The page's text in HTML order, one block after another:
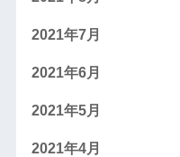
2021年7月
2021年6月
2021年5月
2021年4月